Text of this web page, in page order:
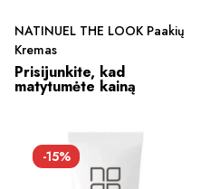
NATINUEL THE LOOK Paakių
Kremas
Prisijunkite, kad
matytumėte kainą
-15%